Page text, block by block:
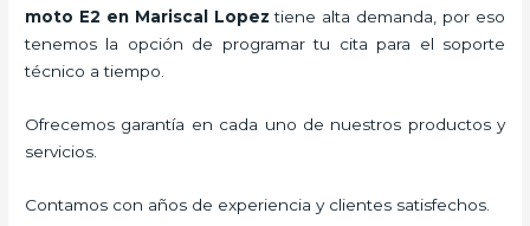
moto E2 en Mariscal Lopez tiene alta demanda, por eso
tenemos la opción de programar tu cita para el soporte
técnico a tiempo.
Ofrecemos garantía en cada uno de nuestros productos y
servicios.
Contamos con años de experiencia y clientes satisfechos.